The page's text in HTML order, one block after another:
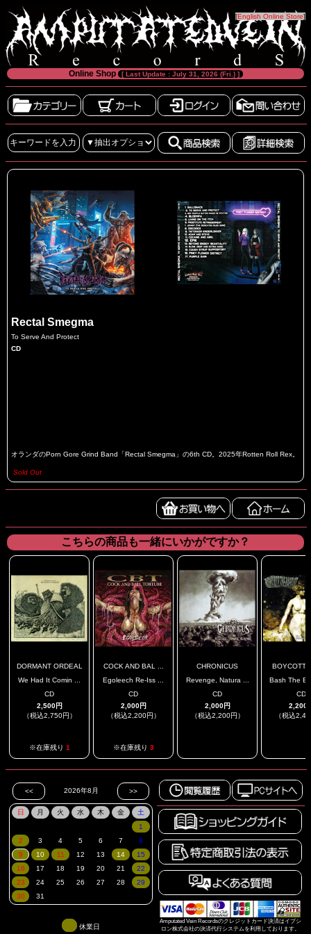
[English Online Store]
Online Shop [ Last Update : July 31, 2026 (Fri.) ]
Rectal Smegma
To Serve And Protect
CD
オランダのPorn Gore Grind Band「Rectal Smegma」の6th CD。2025年Rotten Roll Rex。
Sold Out
こちらの商品も一緒にいかがですか？
DORMANT ORDEAL
We Had It Comin ...
CD
2,500円
（税込2,750円）
※在庫残り 1
COCK AND BAL ...
Egoleech Re-Iss ...
CD
2,000円
（税込2,200円）
※在庫残り 3
CHRONICUS
Revenge, Natura ...
CD
2,000円
（税込2,200円）
BOYCOTT
Bash The
CD
2,200
（税込
Amputated Vein Recordsのクレジットカード決済はイプシ
ロン株式会社の決済代行システムを利用しております。
休業日